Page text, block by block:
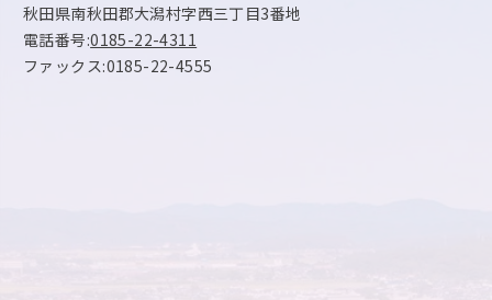
秋田県南秋田郡大潟村字西三丁目3番地
電話番号:0185-22-4311
ファックス:0185-22-4555